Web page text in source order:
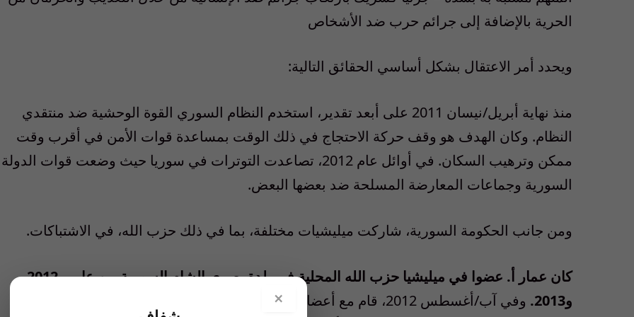
الحرية بالإضافة إلى جرائم حرب ضد الأشخاص
ويحدد أمر الاعتقال بشكل أساسي الحقائق التالية:
منذ نهاية أبريل/نيسان 2011 على أبعد تقدير، استخدم النظام السوري القوة الوحشية ضد منتقدي
النظام. وكان الهدف هو وقف حركة الاحتجاج في ذلك الوقت بمساعدة قوات الأمن في أقرب وقت
ممكن وترهيب السكان. في أوائل عام 2012، تصاعدت التوترات في سوريا حيث وضعت قوات الدولة
السورية وجماعات المعارضة المسلحة ضد بعضها البعض.
ومن جانب الحكومة السورية، شاركت ميليشيات مختلفة، بما في ذلك حزب الله، في الاشتباكات.
كان عمار أ. عضوا في ميليشيا حزب الله المحلية في بلدة بصرى الشام السورية بين عامي 2012
و2013.
وفي آب/أغسطس 2012، قام مع أعضاء آخرين في حزب الله باقتحام منازل المدنيين في
×